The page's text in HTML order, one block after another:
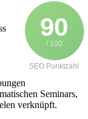
90
/ 100
SEO Punktzahl
Seminars,
verknüpft.